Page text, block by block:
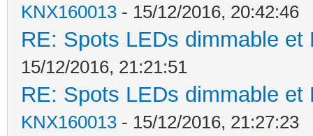
KNX160013 - 15/12/2016, 20:42:46
RE: Spots LEDs dimmable
15/12/2016, 21:21:51
RE: Spots LEDs dimmable
KNX160013 - 15/12/2016, 21:27:23